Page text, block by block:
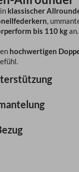
klassischer
,
bis 110 kgan.
hochwertigen